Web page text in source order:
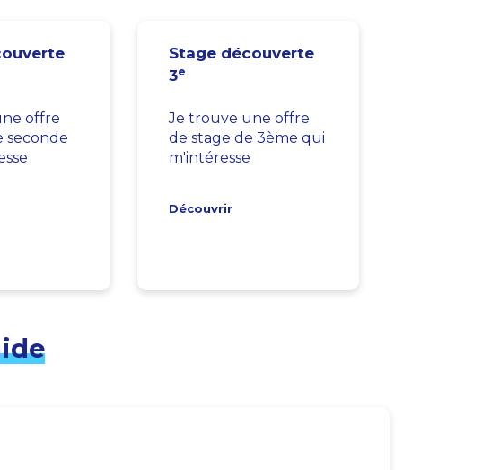
offre
seconde
Stage découverte
3e
Je trouve une offre
de stage de 3ème qui
m'intéresse
Découvrir